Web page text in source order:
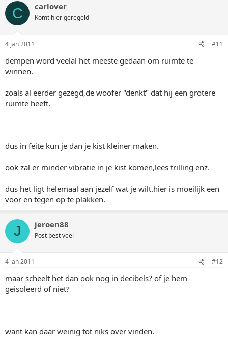
C carlover
Komt hier geregeld
4 jan 2011 #11
dempen word veelal het meeste gedaan om ruimte te
winnen.
zoals al eerder gezegd,de woofer "denkt" dat hij een grotere
ruimte heeft.
dus in feite kun je dan je kist kleiner maken.
ook zal er minder vibratie in je kist komen,lees trilling enz.
dus het ligt helemaal aan jezelf wat je wilt.hier is moeilijk een
voor en tegen op te plakken.
J jeroen88
Post best veel
4 jan 2011 #12
maar scheelt het dan ook nog in decibels? of je hem
geisoleerd of niet?
want kan daar weinig tot niks over vinden.